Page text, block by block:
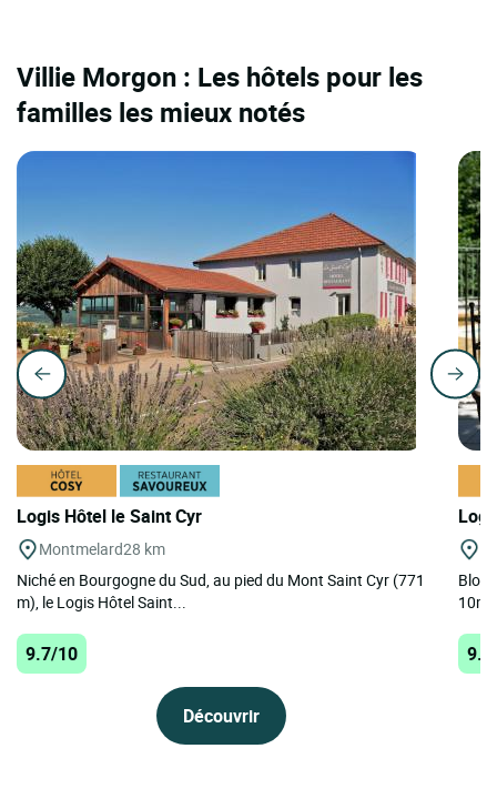
Villie Morgon : Les hôtels pour les
familles les mieux notés
Logis Hôtel le Saint Cyr
Montmelard28 km
Niché en Bourgogne du Sud, au pied du Mont Saint Cyr (771
m), le Logis Hôtel Saint...
9.7/10
Découvrir